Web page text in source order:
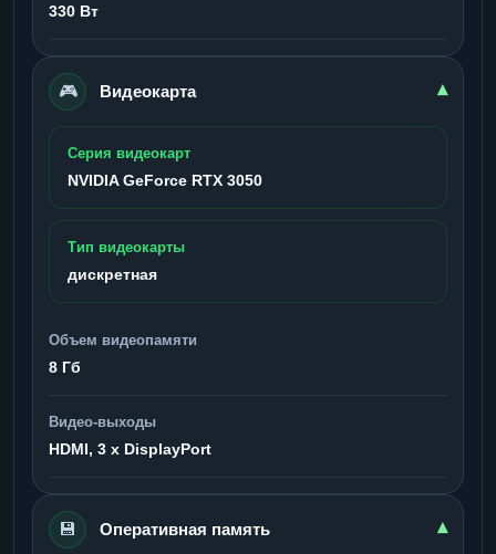
330 Вт
🎮 Видеокарта ▾
Серия видеокарт
NVIDIA GeForce RTX 3050
Тип видеокарты
дискретная
Объем видеопамяти
8 Гб
Видео-выходы
HDMI, 3 x DisplayPort
💾 Оперативная память ▾